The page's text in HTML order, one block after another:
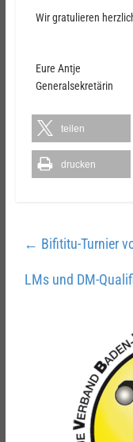
Wir gratulieren
Eure Antje
Generalsekretärin
teilen
drucken
← Bifititu-Turnier
LMs und DM-